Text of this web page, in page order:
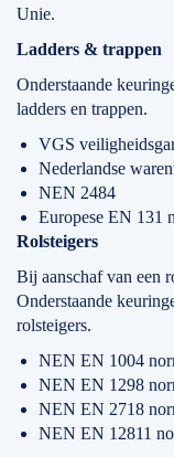
Unie.
Ladders & trappen
Onderstaande
ladders en trappen.
VGS
Nederlandse
NEN 2484
Europese EN 131
Rolsteigers
Bij aanschaf van een
Onderstaande
rolsteigers.
NEN EN 1004
NEN EN 1298
NEN EN 2718
NEN EN 12811